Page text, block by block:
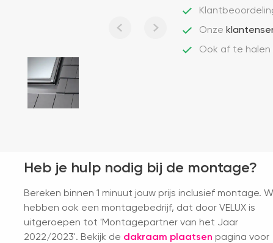
Onze
Ook af te halen
Heb je hulp nodig bij de montage?
Bereken binnen 1 minuut jouw prijs inclusief montage.
hebben ook een montagebedrijf, dat door VELUX is
uitgeroepen tot 'Montagepartner van het Jaar
2022/2023'. Bekijk de dakraam plaatsen pagina voor